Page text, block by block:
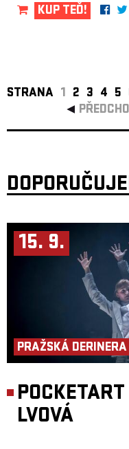
KUP TEĎ!
STRANA 1 2 3 4 5
15. 9.
PRAŽSKÁ DERINERA
LVOVÁ